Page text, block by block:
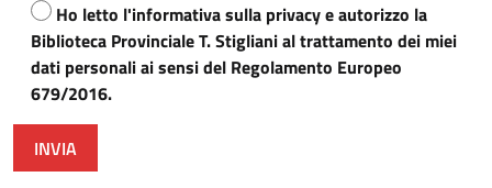
Ho letto l'informativa sulla privacy e autorizzo la
Biblioteca Provinciale T. Stigliani al trattamento dei miei
dati personali ai sensi del Regolamento Europeo
679/2016.